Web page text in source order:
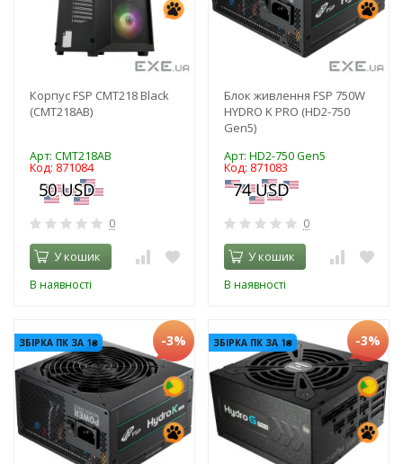
Корпус FSP CMT218 Black
(CMT218AB)
Арт: CMT218AB
Код: 871084
0
У кошик
В наявності
Блок живлення FSP 750W
HYDRO K PRO (HD2-750
Gen5)
Арт: HD2-750 Gen5
Код: 871083
0
У кошик
В наявності
ЗБІРКА ПК ЗА 1₴ -3% ЗБІРКА ПК ЗА 1₴ -3%